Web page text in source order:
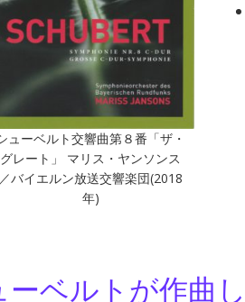
ューベルト交響曲第８番「ザ・
グレート」 マリス・ヤンソンス
／バイエルン放送交響楽団(2018
年)
ーベルトが作曲